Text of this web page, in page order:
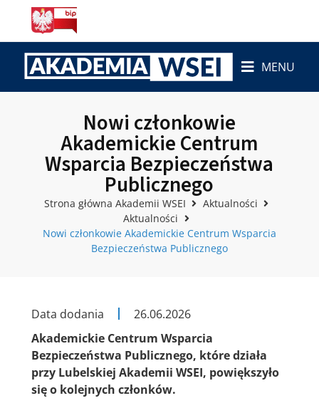
MENU
Nowi członkowie
Akademickie Centrum
Wsparcia Bezpieczeństwa
Publicznego
Strona główna Akademii WSEI
Aktualności
Aktualności
Nowi członkowie Akademickie Centrum Wsparcia
Bezpieczeństwa Publicznego
Data dodania
26.06.2026
Akademickie Centrum Wsparcia
Bezpieczeństwa Publicznego, które działa
przy Lubelskiej Akademii WSEI, powiększyło
się o kolejnych członków.